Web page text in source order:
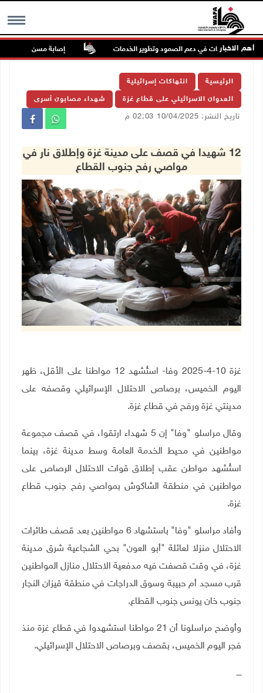
MENU أهم الاخبار
دور البلديات في دعم الصمود وتطوير الخدمات إصابة مسن بجروح ورضوض
الرئيسية انتهاكات إسرائيلية
العدوان الاسرائيلي على قطاع غزة شهداء مصابون أسرى
تاريخ النشر: 10/04/2025 02:03 م
12 شهيدا في قصف على مدينة غزة وإطلاق نار في
مواصي رفح جنوب القطاع
غزة 10-4-2025 وفا- استُشهد 12 مواطنا على الأقل، ظهر
اليوم الخميس، برصاص الاحتلال الإسرائيلي وقصفه على
مدينتي غزة ورفح في قطاع غزة.
وقال مراسلو "وفا" إن 5 شهداء ارتقوا، في قصف مجموعة
مواطنين في محيط الخدمة العامة وسط مدينة غزة، بينما
استُشهد مواطن عقب إطلاق قوات الاحتلال الرصاص على
مواطنين في منطقة الشاكوش بمواصي رفح جنوب قطاع
غزة.
وأفاد مراسلو "وفا" باستشهاد 6 مواطنين بعد قصف طائرات
الاحتلال منزلا لعائلة "أبو العون" بحي الشجاعية شرق مدينة
غزة، في وقت قصفت فيه مدفعية الاحتلال منازل المواطنين
قرب مسجد أم حبيبة وسوق الدراجات في منطقة قيزان النجار
جنوب خان يونس جنوب القطاع.
وأوضح مراسلونا أن 21 مواطنا استشهدوا في قطاع غزة منذ
فجر اليوم الخميس، بقصف وبرصاص الاحتلال الإسرائيلي.
ــــ